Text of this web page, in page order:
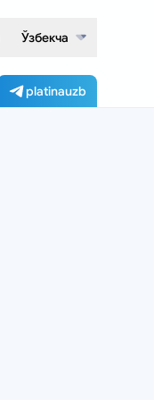
Ўзбекча
platinauzb